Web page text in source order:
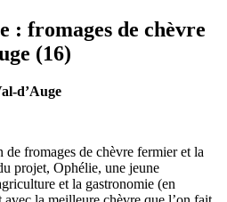
: fromages de chèvre
(16)
d’Auge
fromages de chèvre fermier et la
projet, Ophélie, une jeune
et la gastronomie (en